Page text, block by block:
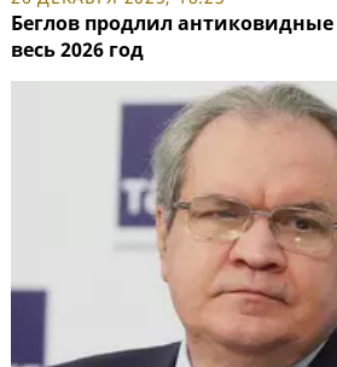
Беглов продлил
весь 2026 год